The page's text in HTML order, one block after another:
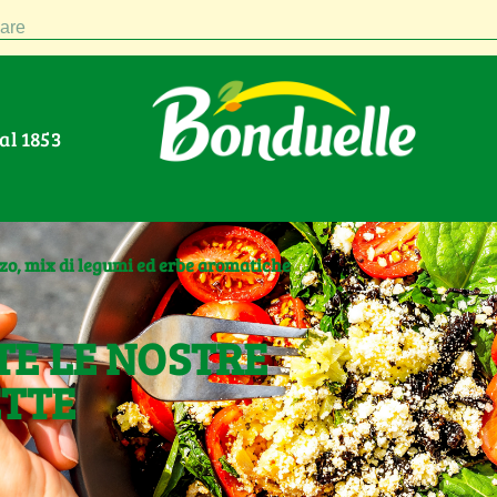
Dal 1853
mix di legumi ed erbe aromatiche
LE NOSTRE